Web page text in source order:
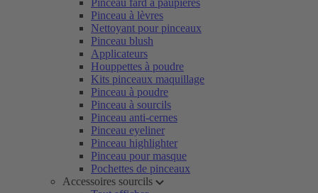
Pinceau fard à paupières
Pinceau à lèvres
Nettoyant pour pinceaux
Pinceau blush
Applicateurs
Houppettes à poudre
Kits pinceaux maquillage
Pinceau à poudre
Pinceau à sourcils
Pinceau anti-cernes
Pinceau eyeliner
Pinceau highlighter
Pinceau pour masque
Pochettes de pinceaux
Accessoires sourcils